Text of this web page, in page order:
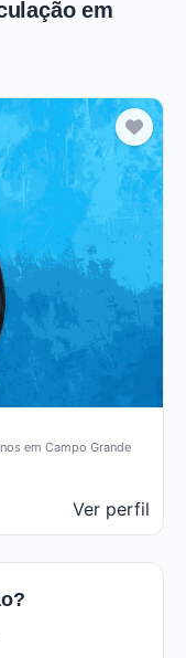
em
em Campo Grande
Ver perfil